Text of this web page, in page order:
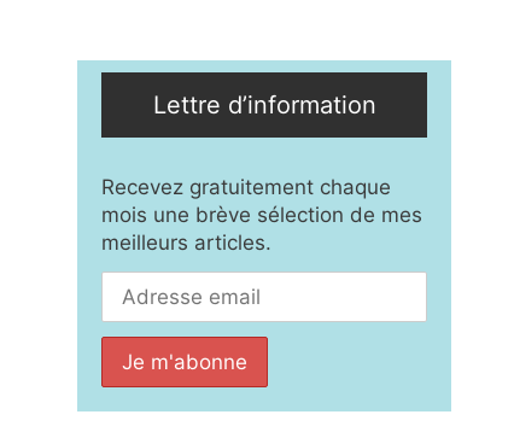
Lettre d’information
Recevez gratuitement chaque
mois une brève sélection de mes
meilleurs articles.